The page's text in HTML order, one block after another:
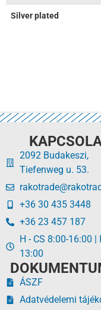
Silver plated
2092 Budakeszi,
Tiefenweg u. 53.
+36 30 435 3448
+36 23 457 187
H - CS 8:00-16:00 |
13:00
ÁSZF
Adatvédelemi